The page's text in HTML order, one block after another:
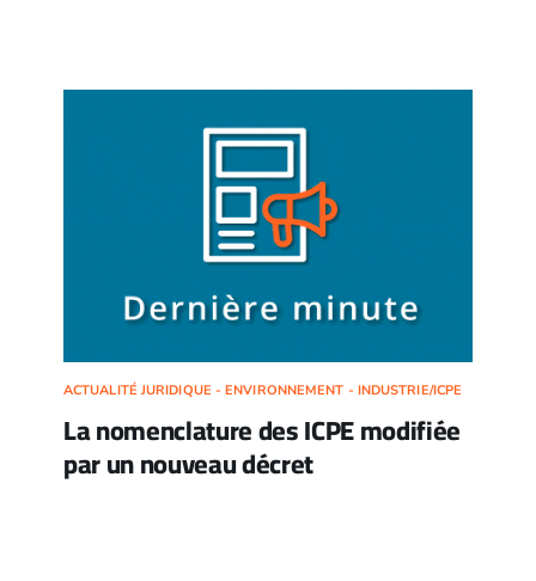
ACTUALITÉ JURIDIQUE - ENVIRONNEMENT - INDUSTRIE/ICPE
La nomenclature des ICPE modifiée
par un nouveau décret